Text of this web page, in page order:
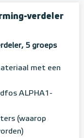
verdeler
5 groeps
met een
ALPHA1-
(waarop